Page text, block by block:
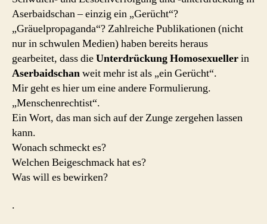
Aserbaidschan – einzig ein „Gerücht“?
„Gräuelpropaganda“? Zahlreiche Publikationen (nicht
nur in schwulen Medien) haben bereits heraus
gearbeitet, dass dieUnterdrückung Homosexuellerin
Aserbaidschanweit mehr ist als „ein Gerücht“.
Mir geht es hier um eine andere Formulierung.
„Menschenrechtist“.
Ein Wort, das man sich auf der Zunge zergehen lassen
kann.
Wonach schmeckt es?
Welchen Beigeschmack hat es?
Was will es bewirken?
.